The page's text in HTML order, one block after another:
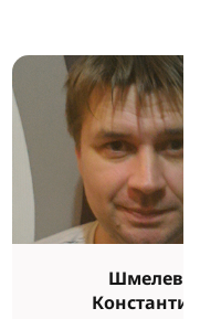
Шмелев
Константин